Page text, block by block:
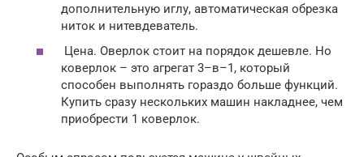
дополнительную иглу, автоматическая обрезка
ниток и нитевдеватель.
Цена. Оверлок стоит на порядок дешевле. Но
коверлок – это агрегат 3–в–1, который
способен выполнять гораздо больше функций.
Купить сразу нескольких машин накладнее, чем
приобрести 1 коверлок.